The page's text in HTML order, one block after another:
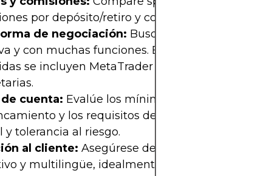
por depósito/retiro y costos ocultos.
de negociación: Busque una plataforma
y con muchas funciones. Entre las plataformas
se incluyen MetaTrader 4/5, cTrader y
cuenta: Evalúe los mínimos de cuenta, el
y los requisitos de margen adecuados
y tolerancia al riesgo.
al cliente: Asegúrese de contar con soporte
y multilingüe, idealmente disponible 24/5 o